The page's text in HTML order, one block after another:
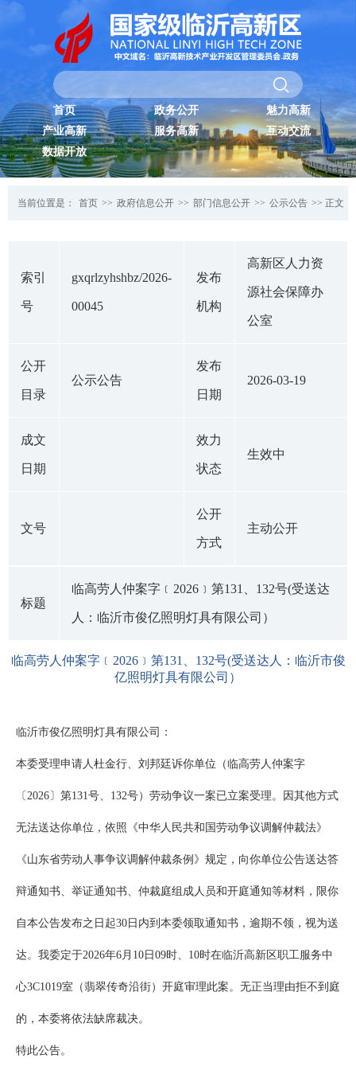
首页 政务公开
魅力高新
产业高新
服务高新
互动交流
数据开放
当前位置是： 首页 >> 政府信息公开 >> 部门信息公开 >> 公示公告 >> 正文
索引
号
gxqrlzyhshbz/2026-
00045
发布
机构
高新区人力资
源社会保障办
公室
公开
目录
公示公告
发布
日期
2026-03-19
成文
日期
效力
状态
生效中
文号
公开
方式
主动公开
标题
临高劳人仲案字﹝2026﹞第131、132号(受送达
人：临沂市俊亿照明灯具有限公司）
临高劳人仲案字﹝2026﹞第131、132号(受送达人：临沂市俊
亿照明灯具有限公司）
临沂市俊亿照明灯具有限公司：
本委受理申请人杜金行、刘邦廷诉你单位（临高劳人仲案字
〔2026〕第131号、132号）劳动争议一案已立案受理。因其他方式
无法送达你单位，依照《中华人民共和国劳动争议调解仲裁法》
《山东省劳动人事争议调解仲裁条例》规定，向你单位公告送达答
辩通知书、举证通知书、仲裁庭组成人员和开庭通知等材料，限你
自本公告发布之日起30日内到本委领取通知书，逾期不领，视为送
达。我委定于2026年6月10日09时、10时在临沂高新区职工服务中
心3C1019室（翡翠传奇沿街）开庭审理此案。无正当理由拒不到庭
的，本委将依法缺席裁决。
特此公告。